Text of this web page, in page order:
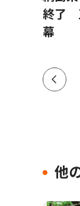
終了
幕
他